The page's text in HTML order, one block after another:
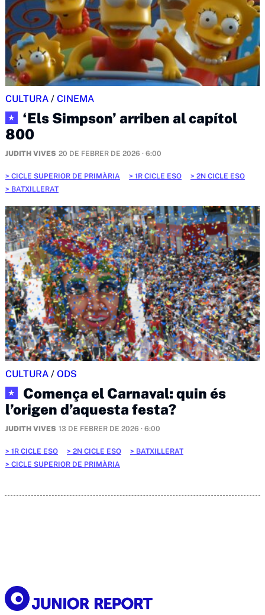
CULTURA / CINEMA
★
‘Els Simpson’ arriben al capítol
800
JUDITH VIVES 20 DE FEBRER DE 2026 · 6:00
CICLE SUPERIOR DE PRIMÀRIA 1R CICLE ESO
2N CICLE ESO
BATXILLERAT
CULTURA / ODS
★
Comença el Carnaval: quin és
l’origen d’aquesta festa?
JUDITH VIVES 13 DE FEBRER DE 2026 · 6:00
1R CICLE ESO 2N CICLE ESO
BATXILLERAT
CICLE SUPERIOR DE PRIMÀRIA